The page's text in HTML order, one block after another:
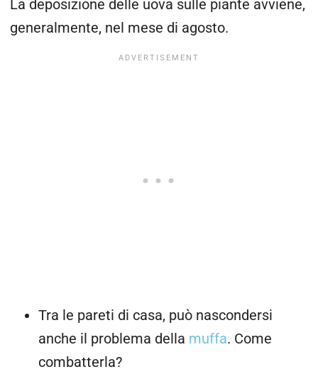
La deposizione delle uova sulle piante avviene,
generalmente, nel mese di agosto.
Tra le pareti di casa, può nascondersi
anche il problema della muffa. Come
combatterla?